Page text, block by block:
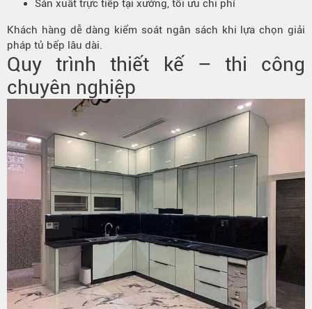
Sản xuất trực tiếp tại xưởng, tối ưu chi phí
Khách hàng dễ dàng kiểm soát ngân sách khi lựa chọn giải
pháp tủ bếp lâu dài.
Quy trình thiết kế – thi công
chuyên nghiệp